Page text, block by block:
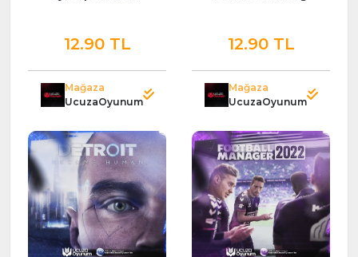
12.90 TL
Mağaza
UcuzaOyunum
12.90 TL
Mağaza
UcuzaOyunum